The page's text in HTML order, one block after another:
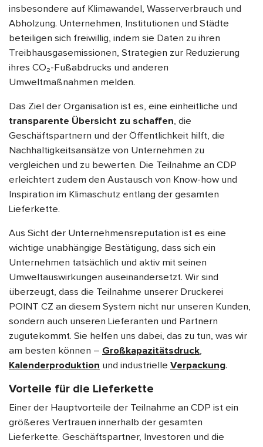
insbesondere auf Klimawandel, Wasserverbrauch und
Abholzung. Unternehmen, Institutionen und Städte
beteiligen sich freiwillig, indem sie Daten zu ihren
Treibhausgasemissionen, Strategien zur Reduzierung
ihres CO₂-Fußabdrucks und anderen
Umweltmaßnahmen melden.
Das Ziel der Organisation ist es, eine einheitliche und
transparente Übersicht zu schaffen, die
Geschäftspartnern und der Öffentlichkeit hilft, die
Nachhaltigkeitsansätze von Unternehmen zu
vergleichen und zu bewerten. Die Teilnahme an CDP
erleichtert zudem den Austausch von Know-how und
Inspiration im Klimaschutz entlang der gesamten
Lieferkette.
Aus Sicht der Unternehmensreputation ist es eine
wichtige unabhängige Bestätigung, dass sich ein
Unternehmen tatsächlich und aktiv mit seinen
Umweltauswirkungen auseinandersetzt. Wir sind
überzeugt, dass die Teilnahme unserer Druckerei
POINT CZ an diesem System nicht nur unseren Kunden,
sondern auch unseren Lieferanten und Partnern
zugutekommt. Sie helfen uns dabei, das zu tun, was wir
am besten können – Großkapazitätsdruck,
Kalenderproduktion und industrielle Verpackung.
Vorteile für die Lieferkette
Einer der Hauptvorteile der Teilnahme an CDP ist ein
größeres Vertrauen innerhalb der gesamten
Lieferkette. Geschäftspartner, Investoren und die